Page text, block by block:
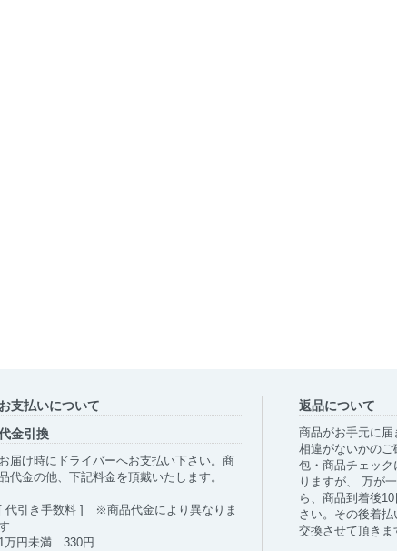
お支払いについて
金引換
お届け時にドライバーへお支払い下さい。商
代金の他、下記料金を頂戴いたします。
[ 代引き手数料 ] ※商品代金により異なりま
1万円未満 330円
返品について
商品がお手元に
相違がないかのご
包・商品チェック
りますが、 万が
ら、商品到着後
さい。その後着払
交換させて頂きま